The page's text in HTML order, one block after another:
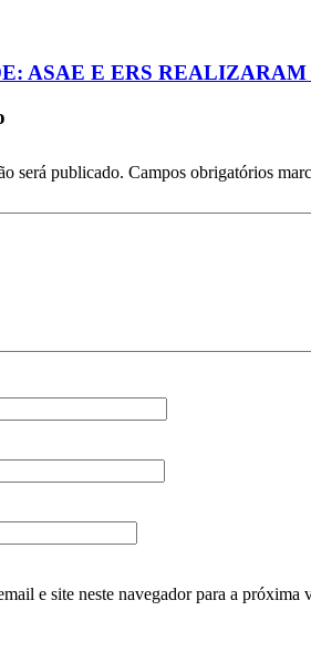
ASAE E ERS
será publicado. Campos obrigatórios
e site neste navegador para a próxima